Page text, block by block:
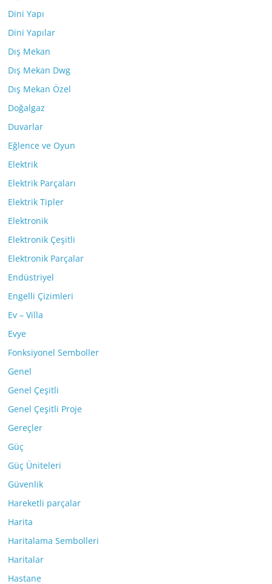
Dini Yapı
Dini Yapılar
Dış Mekan
Dış Mekan Dwg
Dış Mekan Özel
Doğalgaz
Duvarlar
Eğlence ve Oyun
Elektrik
Elektrik Parçaları
Elektrik Tipler
Elektronik
Elektronik Çeşitli
Elektronik Parçalar
Endüstriyel
Engelli Çizimleri
Ev – Villa
Evye
Fonksiyonel Semboller
Genel
Genel Çeşitli
Genel Çeşitli Proje
Gereçler
Güç
Güç Üniteleri
Güvenlik
Hareketli parçalar
Harita
Haritalama Sembolleri
Haritalar
Hastane